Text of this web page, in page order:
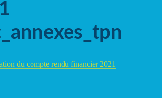
du compte rendu financier 2021